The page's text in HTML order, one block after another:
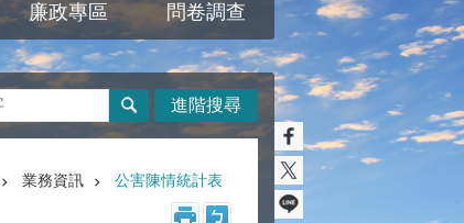
廉政專區 問卷調查
進階搜尋
業務資訊 公害陳情統計表